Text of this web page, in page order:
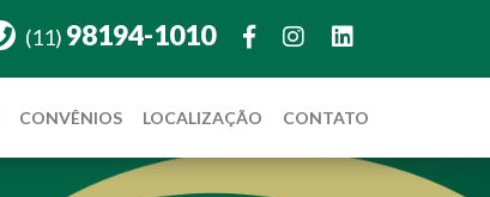
(11) 98194-1010
CONVÊNIOS LOCALIZAÇÃO CONTATO